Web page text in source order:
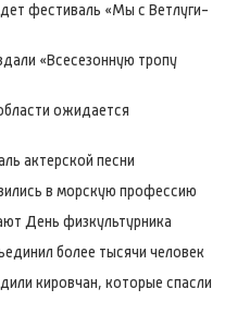
фестиваль «Мы с Ветлуги-
«Всесезонную тропу
ожидается
актерской песни
в морскую профессию
День физкультурника
более тысячи человек
кировчан, которые спасли